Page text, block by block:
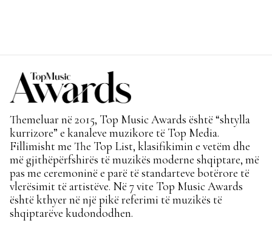
Themeluar në 2015, Top Music Awards është “shtylla
kurrizore” e kanaleve muzikore të Top Media.
Fillimisht me The Top List, klasifikimin e vetëm dhe
më gjithëpërfshirës të muzikës moderne shqiptare, më
pas me ceremoninë e parë të standarteve botërore të
vlerësimit të artistëve. Në 7 vite Top Music Awards
është kthyer në një pikë referimi të muzikës të
shqiptarëve kudondodhen.